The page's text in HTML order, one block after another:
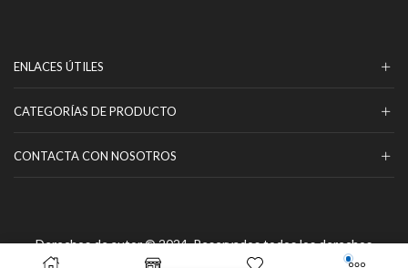
ENLACES ÚTILES
CATEGORÍAS DE PRODUCTO
CONTACTA CON NOSOTROS
Derechos de autor © 2024, Reservados todos los derechos